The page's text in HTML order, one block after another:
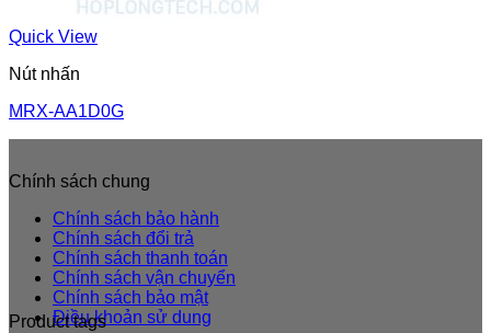
Quick View
Nút nhấn
MRX-AA1D0G
Chính sách chung
Chính sách bảo hành
Chính sách đổi trả
Chính sách thanh toán
Chính sách vận chuyển
Chính sách bảo mật
Điều khoản sử dung
Product tags